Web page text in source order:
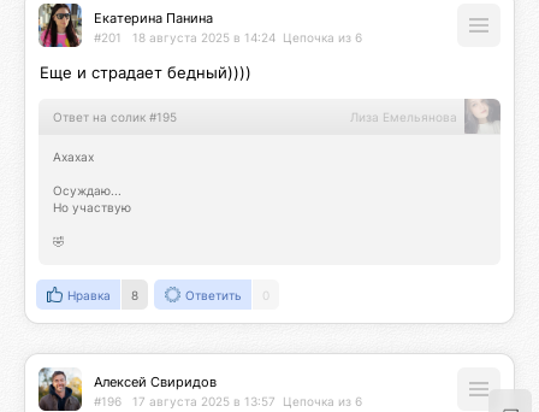
Екатерина Панина
#201 18 августа 2025 в 14:24 Цепочка из 6
Еще и страдает бедный))))
Ответ на солик #195 Лиза Емельянова
Ахахах
Осуждаю...
Но участвую
🤣
Нравка 8 Ответить 0
Алексей Свиридов
#196 17 августа 2025 в 13:57 Цепочка из 6